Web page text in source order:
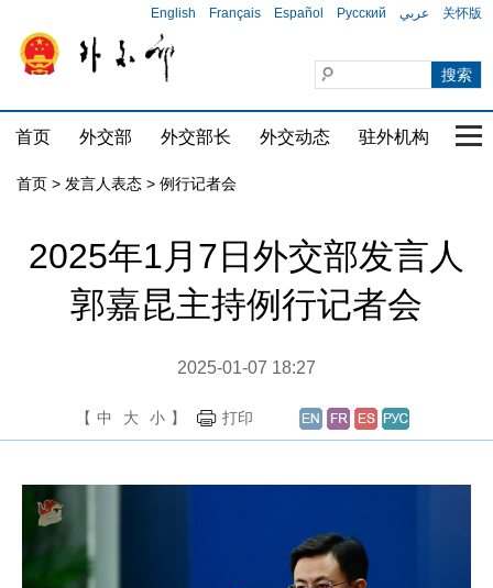
English Français Español Русский عربي 关怀版
首页 外交部 外交部长 外交动态 驻外机构 国
首页 > 发言人表态 > 例行记者会
2025年1月7日外交部发言人
郭嘉昆主持例行记者会
2025-01-07 18:27
【 中 大 小 】 打印